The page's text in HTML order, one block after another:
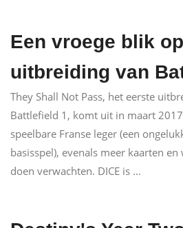
Een vroege blik
uitbreiding van
They Shall Not Pass, het eerste
Battlefield 1, komt uit in maart
speelbare Franse leger (een
basisspel), evenals meer kaarten en
doen verwachten. DICE is ...